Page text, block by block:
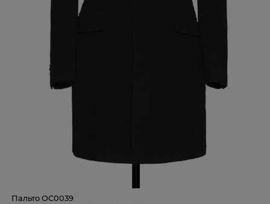
Пальто OC0039